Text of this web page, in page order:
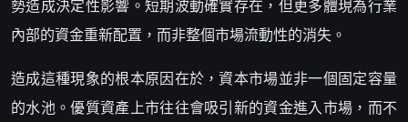
勢造成決定性影響。短期波動確實存在，但更多體現為行業
內部的資金重新配置，而非整個市場流動性的消失。
造成這種現象的根本原因在於，資本市場並非一個固定容量
的水池。優質資產上市往往會吸引新的資金進入市場，而不